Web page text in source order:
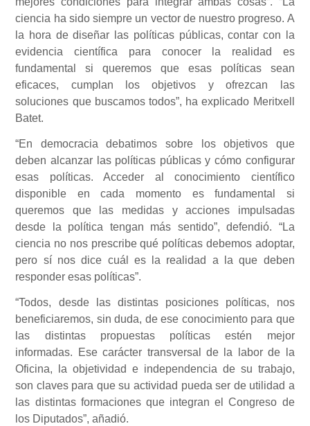
ciencia ha sido siempre un vector de nuestro progreso. A
la hora de diseñar las políticas públicas, contar con la
evidencia científica para conocer la realidad es
fundamental si queremos que esas políticas sean
eficaces, cumplan los objetivos y ofrezcan las
soluciones que buscamos todos”, ha explicado Meritxell
Batet.
“En democracia debatimos sobre los objetivos que
deben alcanzar las políticas públicas y cómo configurar
esas políticas. Acceder al conocimiento científico
disponible en cada momento es fundamental si
queremos que las medidas y acciones impulsadas
desde la política tengan más sentido”, defendió. “La
ciencia no nos prescribe qué políticas debemos adoptar,
pero sí nos dice cuál es la realidad a la que deben
responder esas políticas”.
“Todos, desde las distintas posiciones políticas, nos
beneficiaremos, sin duda, de ese conocimiento para que
las distintas propuestas políticas estén mejor
informadas. Ese carácter transversal de la labor de la
Oficina, la objetividad e independencia de su trabajo,
son claves para que su actividad pueda ser de utilidad a
las distintas formaciones que integran el Congreso de
los Diputados”, añadió.